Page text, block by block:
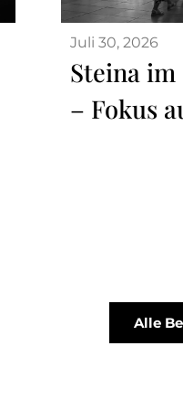
Juli 30, 2026
Steina
– Fokus
Alle